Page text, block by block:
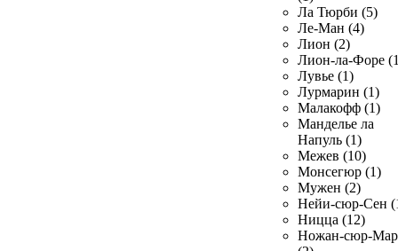
Ла Тюрби (5)
Ле-Ман (4)
Лион (2)
Лион-ла-Форе
Лувье (1)
Лурмарин (1)
Малакофф (1)
Манделье ла
Напуль (1)
Межев (10)
Монсегюр (1)
Мужен (2)
Нейи-сюр-Сен
Ницца (12)
Ножан-сюр-